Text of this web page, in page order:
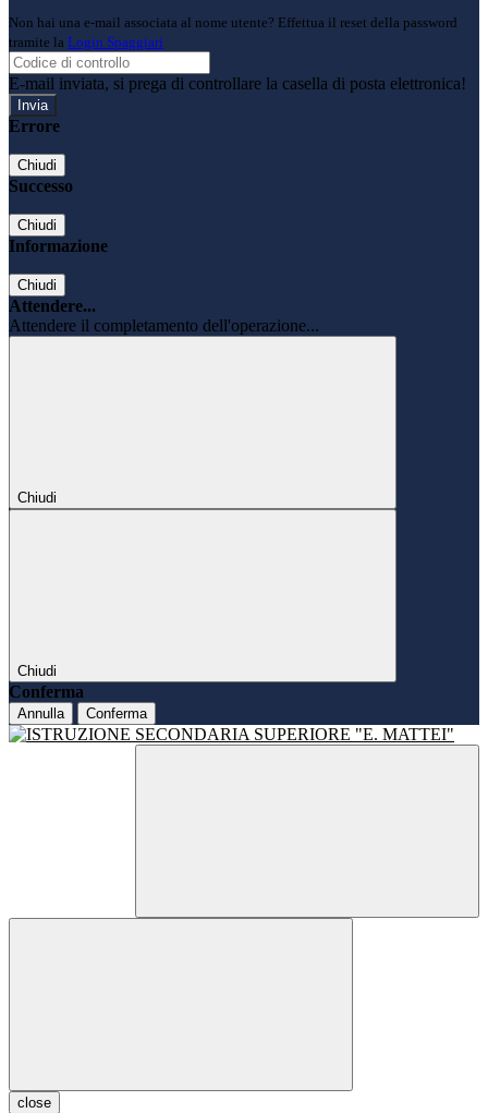
Non hai una e-mail associata al nome utente? Effettua il reset della password
tramite la Login Spaggiari
E-mail inviata, si prega di controllare la casella di posta elettronica!
Errore
Chiudi
Successo
Chiudi
Informazione
Chiudi
Attendere...
Attendere il completamento dell'operazione...
Chiudi
Chiudi
Conferma
Annulla Conferma
close